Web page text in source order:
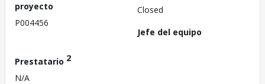
proyecto
P004456
Closed
Jefe del equipo
Prestatario 2
N/A